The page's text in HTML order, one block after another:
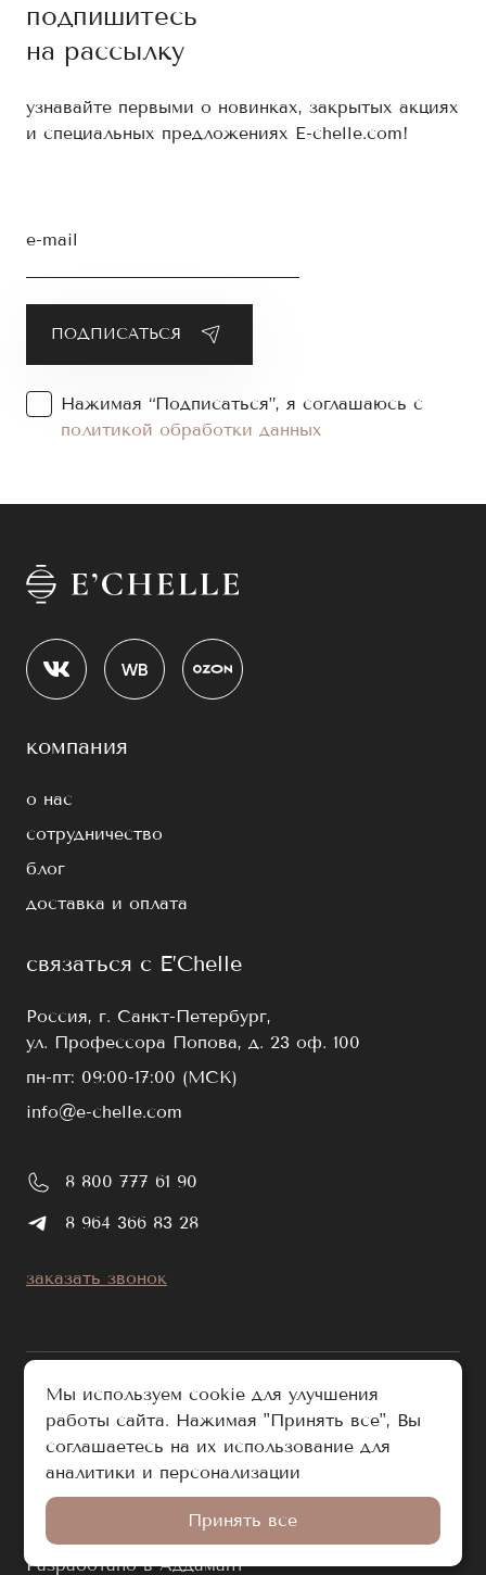
подпишитесь
на рассылку
узнавайте первыми о новинках, закрытых акциях
и специальных предложениях E-chelle.com!
e-mail
Нажимая “Подписаться”, я соглашаюсь с
политикой обработки данных
компания
о нас
сотрудничество
блог
доставка и оплата
связаться с E’Chelle
Россия, г. Санкт-Петербург,
ул. Профессора Попова, д. 23 оф. 100
пн-пт: 09:00-17:00 (МСК)
info@e-chelle.com
8 800 777 61 90
8 964 366 83 28
заказать звонок
публичная оферта
политика обработки персональных данных
© e-chelle.com 2026. Все права защищены.
Разработано в Аддамант
Мы используем cookie для улучшения
работы сайта. Нажимая "Принять все", Вы
соглашаетесь на их использование для
аналитики и персонализации
Принять все